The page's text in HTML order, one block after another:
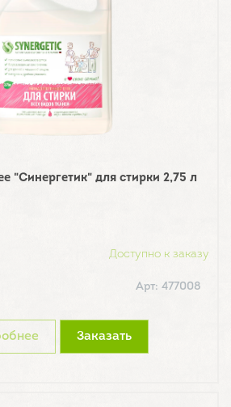
"Синергетик" для стирки 2,75 л
Доступно к заказу
Арт: 477008
Заказать